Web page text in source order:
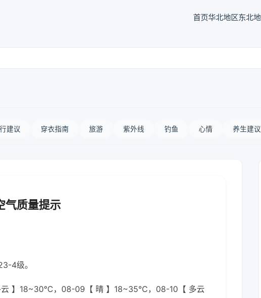
首页华北地区东北
建议 穿衣指南 旅游 紫外线 钓鱼 心情 养生建议
气质量提示
4级。
】18~30℃，08-09【 晴 】18~35℃，08-10【 多云